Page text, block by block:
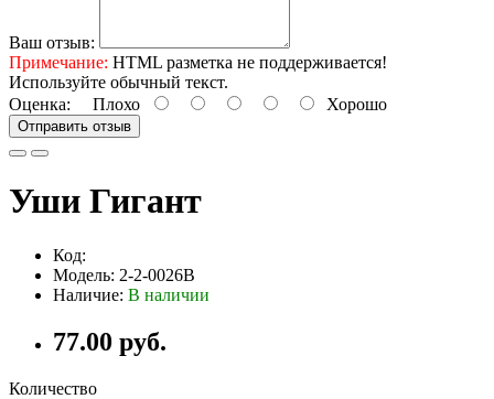
Ваш отзыв:
Примечание: HTML разметка не поддерживается!
Используйте обычный текст.
Оценка: Плохо Хорошо
Отправить отзыв
Уши Гигант
Код:
Модель: 2-2-0026B
Наличие: В наличии
77.00 руб.
Количество